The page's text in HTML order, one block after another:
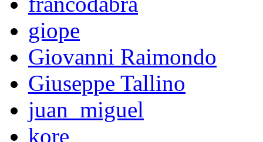
giope
Giovanni Raimondo
Giuseppe Tallino
juan_miguel
kore